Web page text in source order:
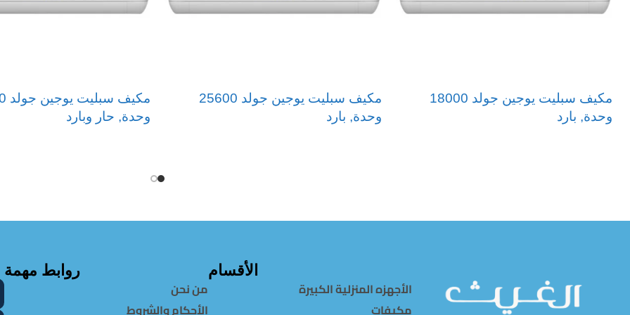
مكيف سبليت يوجين جولد 18000
وحدة, بارد
مكيف سبليت يوجين جولد 25600
وحدة, بارد
وحدة, حار وبارد
الأقسام
الأجهزه المنزلية الكبيرة
مكيفات
روابط مهمة
من نحن
الأحكام والشروط